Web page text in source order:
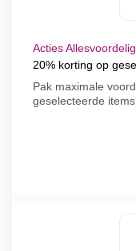
Acties
20% korting op
Pak maximale
geselecteerde